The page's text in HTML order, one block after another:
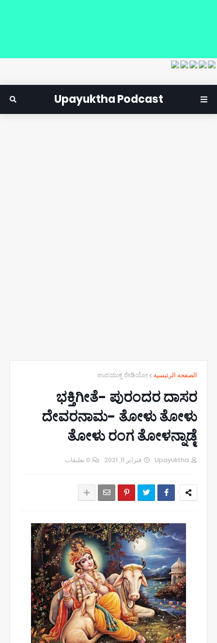
Upayuktha Podcast
الصفحة الرئيسية ಉಪಯುಕ್ತ ರೇಡಿಯೋ
ಭಕ್ತಿಗೀತೆ- ಪುರಂದರ ದಾಸರ
ದೇವರನಾಮ- ತೋಳು ತೋಳು
ತೋಳು ರಂಗ ತೋಳನ್ನಾಡೈ
Upayuktha فبراير 11, 2021 0 تعليقات